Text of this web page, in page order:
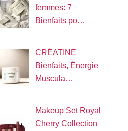
femmes: 7
Bienfaits po…
CRÉATINE
Bienfaits, Énergie
Muscula…
Makeup Set Royal
Cherry Collection